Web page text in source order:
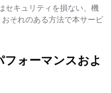
セキュリティを損ない、機
それのある方法で本サービ
ォーマンスおよ